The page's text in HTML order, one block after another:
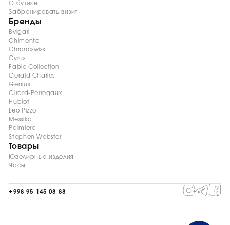
О бутике
Забронировать визит
Бренды
Bvlgari
Chimento
Chronoswiss
Cyrus
Fabio Collection
Gerald Charles
Genius
Girard-Perregaux
Hublot
Leo Pizzo
Messika
Palmiero
Stephen Webster
Товары
Ювелирные изделия
Часы
+998 95 145 08 88